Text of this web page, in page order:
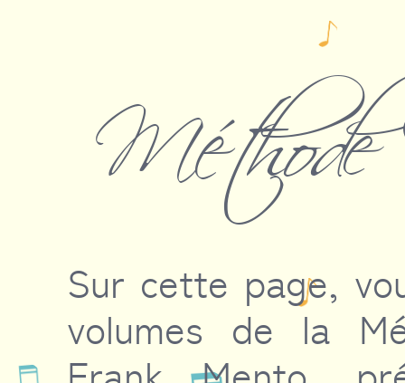
Sur cette page,
volumes de la